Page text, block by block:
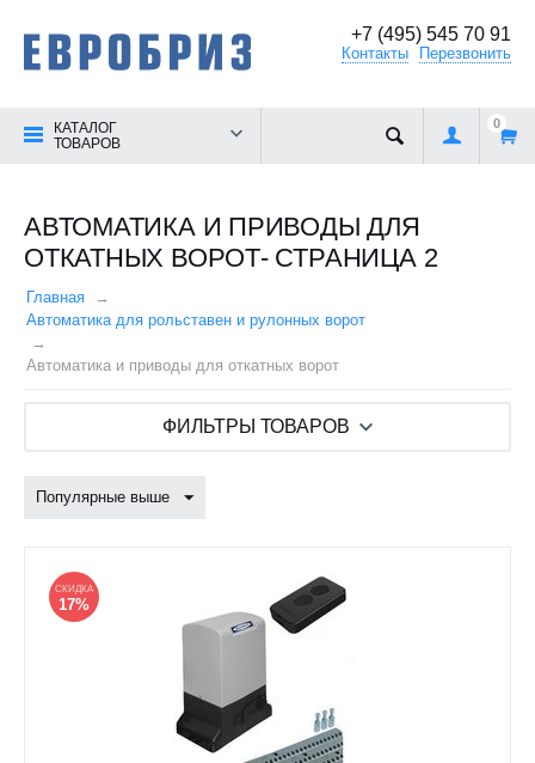
+7 (495) 545 70 91
Контакты Перезвонить
КАТАЛОГ
ТОВАРОВ
0
АВТОМАТИКА И ПРИВОДЫ ДЛЯ
ОТКАТНЫХ ВОРОТ- СТРАНИЦА 2
Главная
Автоматика для рольставен и рулонных ворот
Автоматика и приводы для откатных ворот
ФИЛЬТРЫ ТОВАРОВ
Популярные выше
СКИДКА
17%